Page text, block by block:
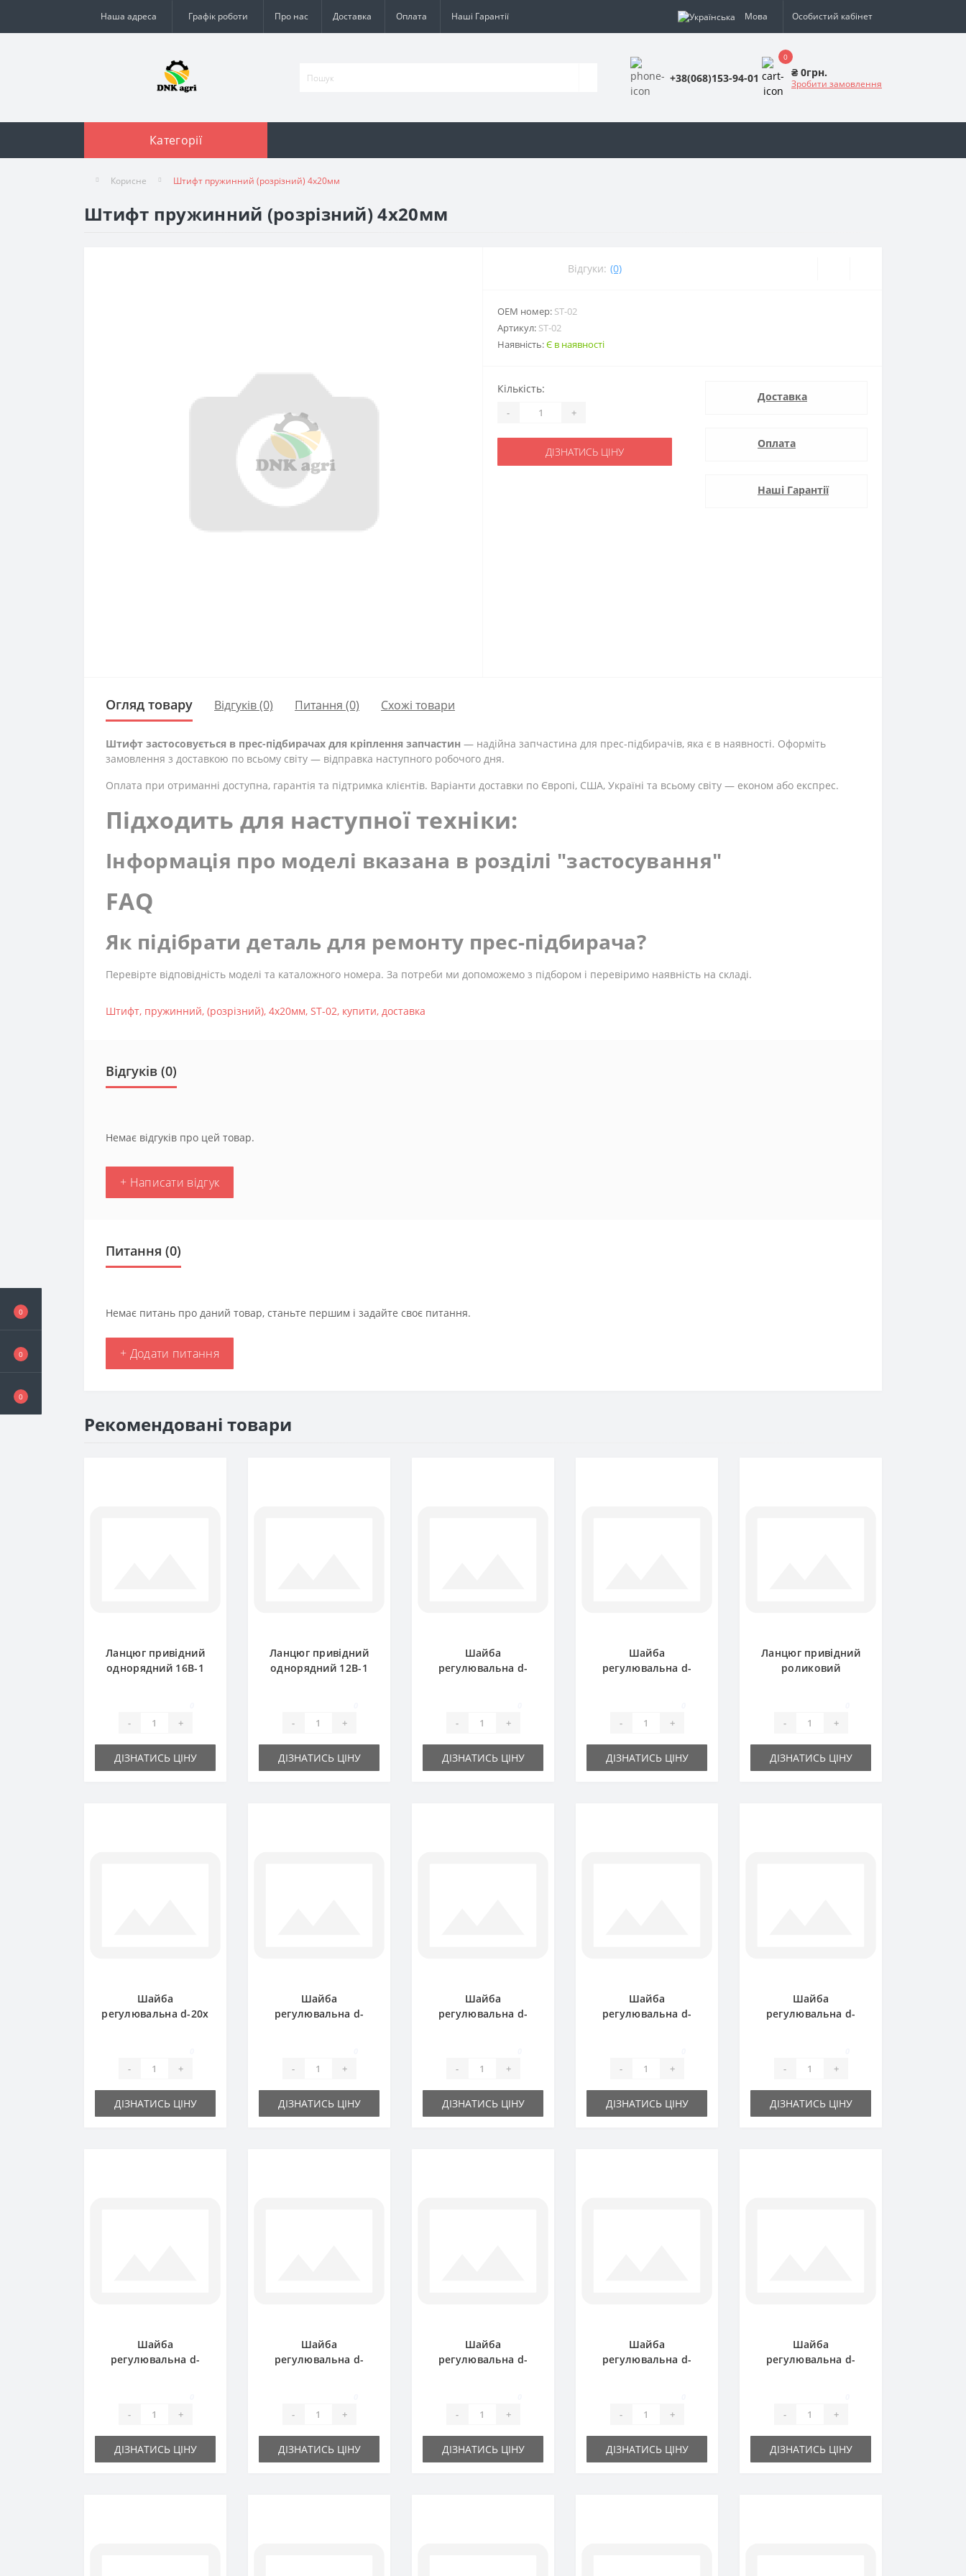
0
0
0
Наша адреса Графік роботи Про нас Доставка Оплата Наші Гарантії Мова Особистий кабінет
+38(068)153-94-01
0
₴ 0грн.
Зробити замовлення
Категорії
Корисне Штифт пружинний (розрізний) 4х20мм
Штифт пружинний (розрізний) 4х20мм
Відгуки: (0)
ОЕМ номер: ST-02
Артикул: ST-02
Наявність:Є в наявності
Кількість:
- +
ДІЗНАТИСЬ ЦІНУ
Доставка
Оплата
Наші Гарантії
Огляд товару Відгуків (0) Питання (0) Схожі товари
Штифт застосовується в прес-підбирачах для кріплення запчастин — надійна запчастина для прес-підбирачів, яка є в наявності. Оформіть
замовлення з доставкою по всьому світу — відправка наступного робочого дня.
Оплата при отриманні доступна, гарантія та підтримка клієнтів. Варіанти доставки по Європі, США, Україні та всьому світу — економ або експрес.
Підходить для наступної техніки:
Інформація про моделі вказана в розділі "застосування"
FAQ
Як підібрати деталь для ремонту прес-підбирача?
Перевірте відповідність моделі та каталожного номера. За потреби ми допоможемо з підбором і перевіримо наявність на складі.
Штифт, пружинний, (розрізний), 4х20мм, ST-02, купити, доставка
Відгуків (0)
Немає відгуків про цей товар.
+ Написати відгук
Питання (0)
Немає питань про даний товар, станьте першим і задайте своє питання.
+ Додати питання
Рекомендовані товари
Ланцюг привідний
однорядний 16B-1
- +
ДІЗНАТИСЬ ЦІНУ
Ланцюг привідний
однорядний 12B-1
- +
ДІЗНАТИСЬ ЦІНУ
Шайба
регулювальна d-
- +
ДІЗНАТИСЬ ЦІНУ
Шайба
регулювальна d-
- +
ДІЗНАТИСЬ ЦІНУ
Ланцюг привідний
роликовий
- +
ДІЗНАТИСЬ ЦІНУ
Шайба
регулювальна d-20x
- +
ДІЗНАТИСЬ ЦІНУ
Шайба
регулювальна d-
- +
ДІЗНАТИСЬ ЦІНУ
Шайба
регулювальна d-
- +
ДІЗНАТИСЬ ЦІНУ
Шайба
регулювальна d-
- +
ДІЗНАТИСЬ ЦІНУ
Шайба
регулювальна d-
- +
ДІЗНАТИСЬ ЦІНУ
Шайба
регулювальна d-
- +
ДІЗНАТИСЬ ЦІНУ
Шайба
регулювальна d-
- +
ДІЗНАТИСЬ ЦІНУ
Шайба
регулювальна d-
- +
ДІЗНАТИСЬ ЦІНУ
Шайба
регулювальна d-
- +
ДІЗНАТИСЬ ЦІНУ
Шайба
регулювальна d-
- +
ДІЗНАТИСЬ ЦІНУ